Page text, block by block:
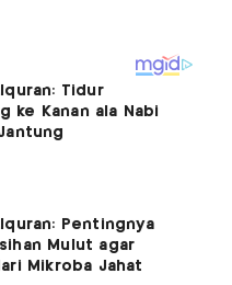
Tidur
ke Kanan ala Nabi
Pentingnya
Mulut agar
Mikroba Jahat